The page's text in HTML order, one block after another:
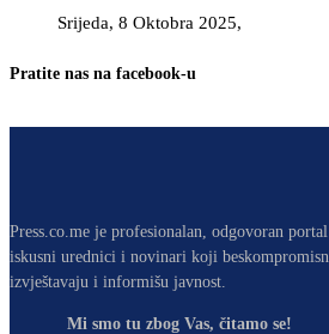
Srijeda, 8 Oktobra 2025,
Pratite nas na facebook-u
Press.co.me je profesionalan, odgovoran
iskusni urednici i novinari koji
izvještavaju i informišu javnost.
Mi smo tu zbog Vas, čitamo se!